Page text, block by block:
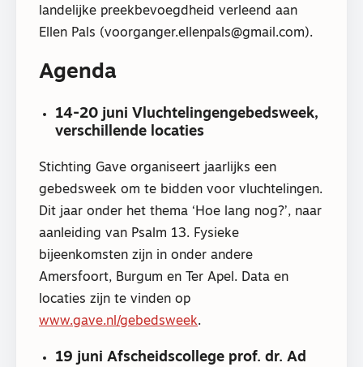
landelijke preekbevoegdheid verleend aan
Ellen Pals (voorganger.ellenpals@gmail.com).
Agenda
14-20 juni Vluchtelingengebedsweek,
verschillende locaties
Stichting Gave organiseert jaarlijks een
gebedsweek om te bidden voor vluchtelingen.
Dit jaar onder het thema ‘Hoe lang nog?’, naar
aanleiding van Psalm 13. Fysieke
bijeenkomsten zijn in onder andere
Amersfoort, Burgum en Ter Apel. Data en
locaties zijn te vinden op
www.gave.nl/gebedsweek.
19 juni Afscheidscollege prof. dr. Ad